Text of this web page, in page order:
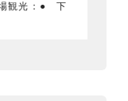
観光：● 下